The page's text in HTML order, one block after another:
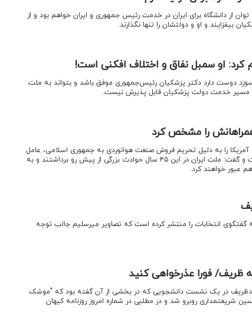
اقتصادنیوز: محمدجواد ظریف گفت: با تمام توان از دانشگاه ‎برای ایران در خدمت رئیس جمهوری و ایران خواهم بود و از
بیفزایند و او و دولتشان را تنها نگذارند.
کرد: او سمبل نفاق و اختلاف افکنی است!
دوست دارد دکتر پزشکیان رئیس‌جمهوری موفق باشد و بتواند به ملت
مسیر خدمت دولت پزشکیان قابل پذیرش نیست.
را مشخص کرد
آمریکا را به دلیل تحریم فروش صنعت هوانوردی به جمهوری اسلامی، عامل
شهادت رئیس جمهور و همراهان وی دانست و گفت: ملت ایران در این ۴۵ سال حوادث بزرگی از پیش رو برداشتند و به
عبور خواهند کرد.
گفتگوی انتخابات را منتشر کرده است که تصاویر میرسلیم جالب توجه
ظریف/ فورا عذرخواهی کنید
در یک نشست دانشجویی که در بخشی از آن گفته بود که "موشک
شریعتمداری روبرو شد و در مطلبی در شماره امروز روزنامه کیهان